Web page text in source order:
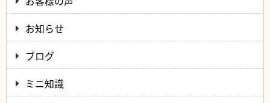
お知らせ
ブログ
ミニ知識